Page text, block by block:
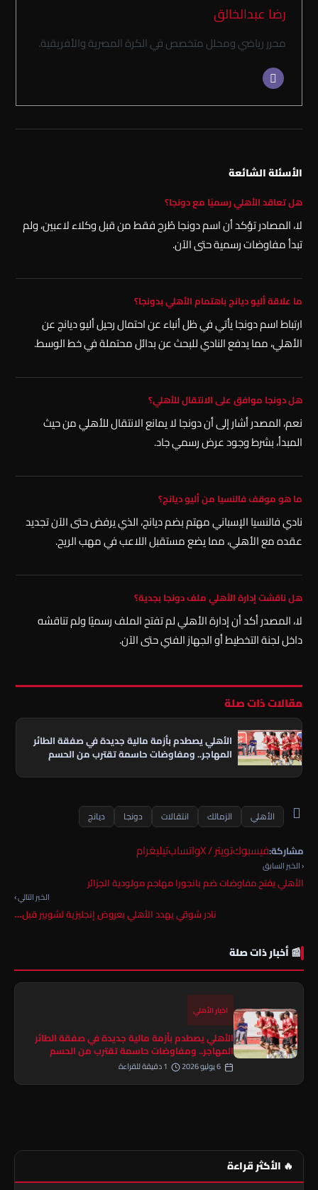
رضا عبدالخالق
محرر رياضي ومحلل متخصص في الكرة المصرية والأفريقية.
الأسئلة الشائعة
هل تعاقد الأهلي رسميًا مع دونجا؟
لا، المصادر تؤكد أن اسم دونجا طُرح فقط من قبل وكلاء لاعبين، ولم
تبدأ مفاوضات رسمية حتى الآن.
ما علاقة أليو ديانج باهتمام الأهلي بدونجا؟
ارتباط اسم دونجا يأتي في ظل أنباء عن احتمال رحيل أليو ديانج عن
الأهلي، مما يدفع النادي للبحث عن بدائل محتملة في خط الوسط.
هل دونجا موافق على الانتقال للأهلي؟
نعم، المصدر أشار إلى أن دونجا لا يمانع الانتقال للأهلي من حيث
المبدأ، بشرط وجود عرض رسمي جاد.
ما هو موقف فالنسيا من أليو ديانج؟
نادي فالنسيا الإسباني مهتم بضم ديانج، الذي يرفض حتى الآن تجديد
عقده مع الأهلي، مما يضع مستقبل اللاعب في مهب الريح.
هل ناقشت إدارة الأهلي ملف دونجا بجدية؟
لا، المصدر أكد أن إدارة الأهلي لم تفتح الملف رسميًا ولم تناقشه
داخل لجنة التخطيط أو الجهاز الفني حتى الآن.
مقالات ذات صلة
الأهلي يصطدم بأزمة مالية جديدة في صفقة الطائر
المهاجر.. ومفاوضات حاسمة تقترب من الحسم
الأهلي الزمالك انتقالات دونجا ديانج
مشاركة:فيسبوكتويتر / X واتسابتيليغرام
‹ الخبر السابق
الأهلي يفتح مفاوضات ضم بانجورا مهاجم مولودية الجزائر
الخبر التالي ›
نادر شوقي يهدد الأهلي بعروض إنجليزية لشوبير قبل…
📰 أخبار ذات صلة
اخبار الأهلي
الأهلي يصطدم بأزمة مالية جديدة في صفقة الطائر
المهاجر.. ومفاوضات حاسمة تقترب من الحسم
🔥 الأكثر قراءة